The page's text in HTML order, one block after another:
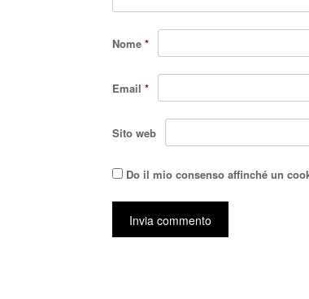
Nome *
Email *
Sito web
Do il mio consenso affinché un